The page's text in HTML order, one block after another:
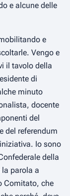
e alcune delle
e
Vengo e
il tavolo della
di
minuto
docente
del
del referendum
Io sono
della
parola a
Comitato, che